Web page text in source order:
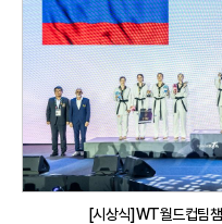
[시상식]WT월드컵팀